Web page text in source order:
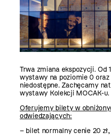
Trwa zmiana ekspozycji. Od
wystawy na poziomie 0
niedostępne. Zachęcamy
wystawy Kolekcji MOCAK-u.
Oferujemy bilety w
odwiedzających:
– bilet normalny cenie 20 zł,